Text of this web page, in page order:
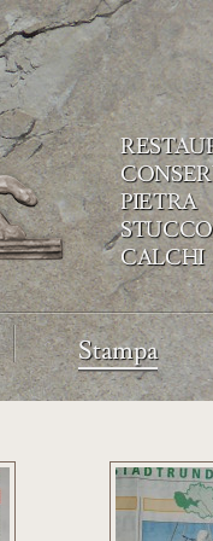
Stampa
PIETRA
CALCHI